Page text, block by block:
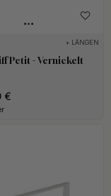
+ LÄNGEN
Petit - Vernickelt
€